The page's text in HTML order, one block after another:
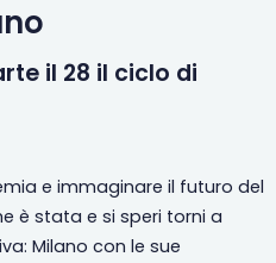
il 28 il ciclo di
e immaginare il futuro del
è stata e si speri torni a
Milano con le sue